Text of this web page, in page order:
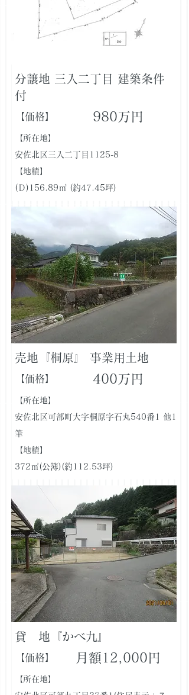
分譲地 三入二丁目 建築条件
付
【価格】 980万円
【所在地】
安佐北区三入二丁目1125-8
【地積】
(Ｄ)156.89㎡ (約47.45坪)
売地『桐原』 事業用土地
【価格】 400万円
【所在地】
安佐北区可部町大字桐原字石丸540番1 他1
筆
【地積】
372㎡(公簿)(約112.53坪)
貸 地『かべ九』
【価格】 月額12,000円
【所在地】